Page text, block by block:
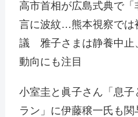
高市首相が広島式典で「
言に波紋…熊本視察では
議 雅子さまは静養中止
動向にも注目
小室圭と眞子さん「息
ラン」に伊藤穣一氏も